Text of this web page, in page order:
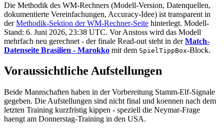
Die Methodik des WM-Rechners (Modell-Version, Datenquellen,
dokumentierte Vereinfachungen, Accuracy-Idee) ist transparent in
derMethodik-Sektion der WM-Rechner-Seite hinterlegt. Modell-
Stand: 6. Juni 2026, 23:38 UTC. Vor Anstoss wird das Modell
mehrfach neu gerechnet - der finale Read-out steht in derMatch-
Datenseite Brasilien - Marokko mit dem SpielTippBox-Block.
Voraussichtliche Aufstellungen
Beide Mannschaften haben in der Vorbereitung Stamm-Elf-Signale
gegeben. Die Aufstellungen sind nicht final und koennen nach dem
letzten Training kurzfristig kippen - speziell die Neymar-Frage
haengt am Donnerstag-Training in den USA.